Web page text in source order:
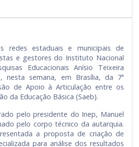
redes estaduais e municipais de
e gestores do Instituto Nacional
Educacionais Anísio Teixeira
nesta semana, em Brasília, da 7ª
de Apoio à Articulação entre os
da Educação Básica (Saeb).
pelo presidente do Inep, Manuel
pelo corpo técnico da autarquia.
a proposta de criação de
para análise dos resultados